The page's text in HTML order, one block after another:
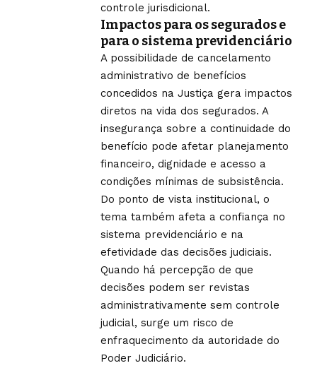
controle jurisdicional.
Impactos para os segurados e
para o sistema previdenciário
A possibilidade de cancelamento
administrativo de benefícios
concedidos na Justiça gera impactos
diretos na vida dos segurados. A
insegurança sobre a continuidade do
benefício pode afetar planejamento
financeiro, dignidade e acesso a
condições mínimas de subsistência.
Do ponto de vista institucional, o
tema também afeta a confiança no
sistema previdenciário e na
efetividade das decisões judiciais.
Quando há percepção de que
decisões podem ser revistas
administrativamente sem controle
judicial, surge um risco de
enfraquecimento da autoridade do
Poder Judiciário.